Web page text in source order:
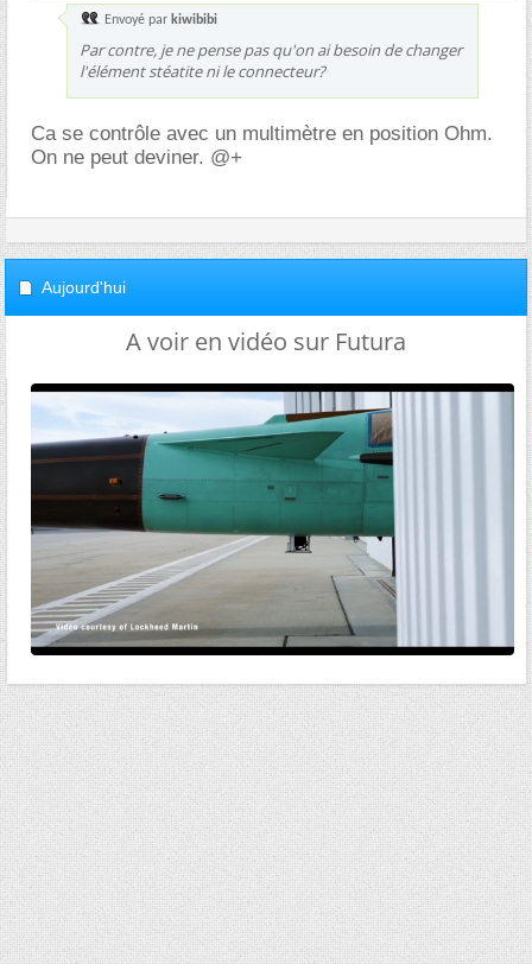
Envoyé par kiwibibi
Par contre, je ne pense pas qu'on ai besoin de changer
l'élément stéatite ni le connecteur?
Ca se contrôle avec un multimètre en position Ohm.
On ne peut deviner. @+
Aujourd'hui
A voir en vidéo sur Futura